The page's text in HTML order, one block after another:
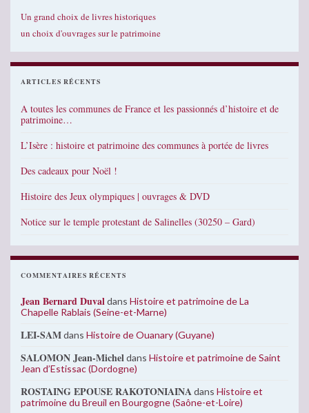
Un grand choix de livres historiques
un choix d'ouvrages sur le patrimoine
ARTICLES RÉCENTS
A toutes les communes de France et les passionnés d’histoire et de
patrimoine…
L’Isère : histoire et patrimoine des communes à portée de livres
Des cadeaux pour Noël !
Histoire des Jeux olympiques | ouvrages & DVD
Notice sur le temple protestant de Salinelles (30250 – Gard)
COMMENTAIRES RÉCENTS
Jean Bernard Duvaldans Histoire et patrimoine de La
Chapelle Rablais (Seine-et-Marne)
LEI-SAMdans Histoire de Ouanary (Guyane)
SALOMON Jean-Micheldans Histoire et patrimoine de Saint
Jean d’Estissac (Dordogne)
ROSTAING EPOUSE RAKOTONIAINAdans Histoire et
patrimoine du Breuil en Bourgogne (Saône-et-Loire)